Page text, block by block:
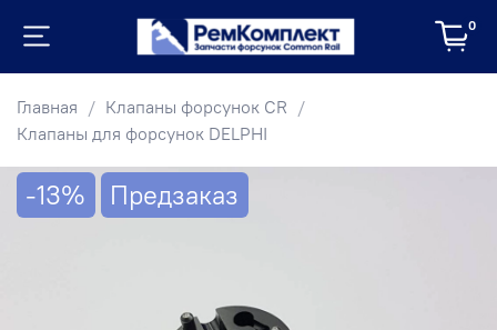
0
Главная
Клапаны форсунок CR
Клапаны для форсунок DELPHI
-13% Предзаказ